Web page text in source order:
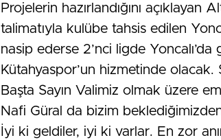
Projelerin hazırlandığını açıklayan
talimatıyla kulübe tahsis edilen
nasip ederse 2’nci ligde
Kütahyaspor’un hizmetinde
Başta Sayın Valimiz olmak üzere
Nafi Güral da bizim
İyi ki geldiler, iyi ki varlar. En zor